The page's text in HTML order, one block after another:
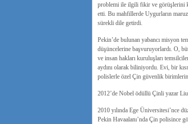
problemi ile ilgili fikir ve görüşlerini
etti. Bu mahfillerde Uygurların
sürekli dile getirdi.
Pekin’de bulunan yabancı misyon
düşüncelerine başvuruyorlardı. O,
ve insan hakları kuruluşları
aydını olarak biliniyordu. Evi, bir
polislerle özel Çin güvenlik
2012’de Nobel ödüllü Çinli yazar Liu
2010 yılında Ege Üniversitesi’nce
Pekin Havaalanı’nda Çin polisince